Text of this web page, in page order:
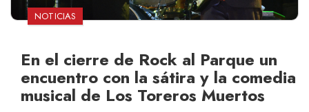
NOTICIAS
En el cierre de Rock al Parque un
encuentro con la sátira y la comedia
musical de Los Toreros Muertos